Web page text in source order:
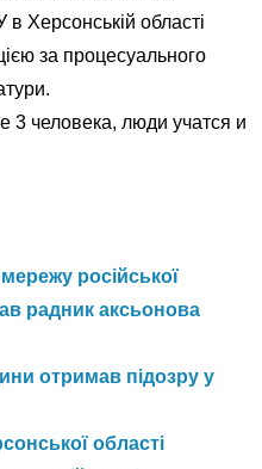
Херсонській області
за процесуального
російської
радник аксьонова
отримав підозру у
області